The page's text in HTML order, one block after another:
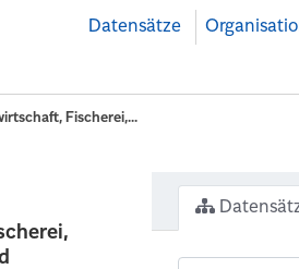
Datensätze
Fischerei,...